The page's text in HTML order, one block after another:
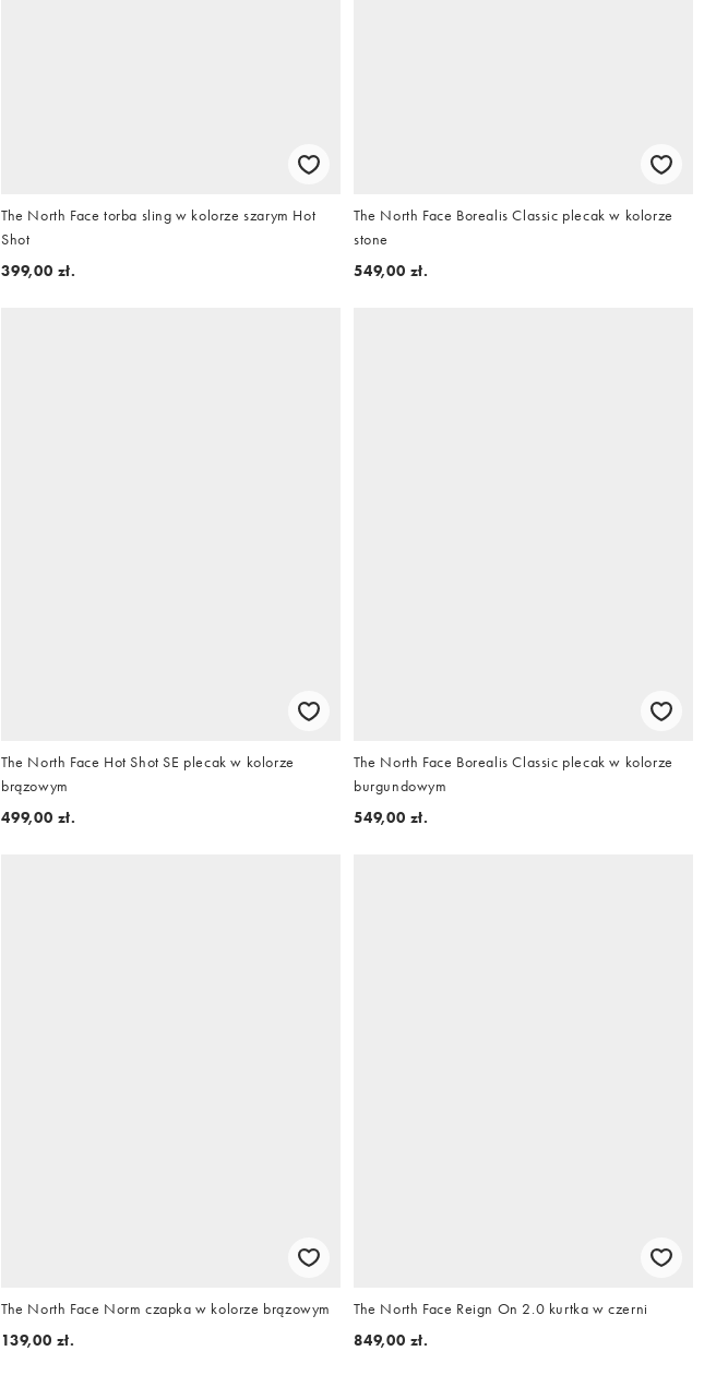
The North Face torba sling w kolorze szarym Hot
Shot
399,00 zł.
The North Face Borealis Classic plecak w kolorze
stone
549,00 zł.
The North Face Hot Shot SE plecak w kolorze
brązowym
499,00 zł.
The North Face Borealis Classic plecak w kolorze
burgundowym
549,00 zł.
The North Face Norm czapka w kolorze brązowym
139,00 zł.
The North Face Reign On 2.0 kurtka w czerni
849,00 zł.